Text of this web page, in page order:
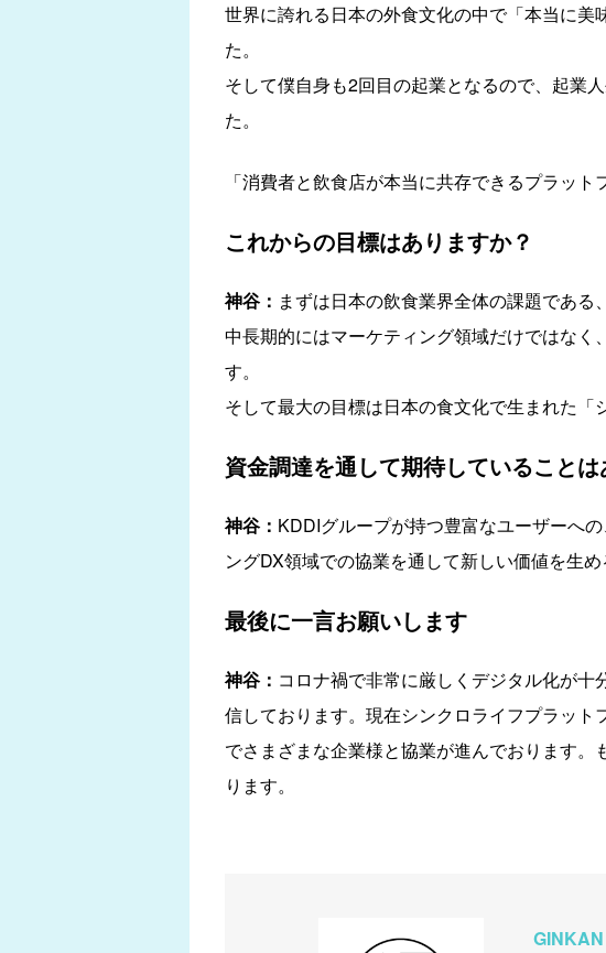
世界に誇れる日本の外食文化の中で「本当に
た。
そして僕自身も2回目の起業となるので、起業
た。
「消費者と飲食店が本当に共存できるプラッ
これからの目標はありますか？
神谷： まずは日本の飲食業界全体の課題である
中長期的にはマーケティング領域だけではな
す。
そして最大の目標は日本の食文化で生まれた「
資金調達を通して期待していることは
神谷： KDDIグループが持つ豊富なユーザーへ
ングDX領域での協業を通して新しい価値を生め
最後に一言お願いします
神谷： コロナ禍で非常に厳しくデジタル化が
信しております。現在シンクロライフプラッ
でさまざまな企業様と協業が進んでおります
ります。
GINKAN